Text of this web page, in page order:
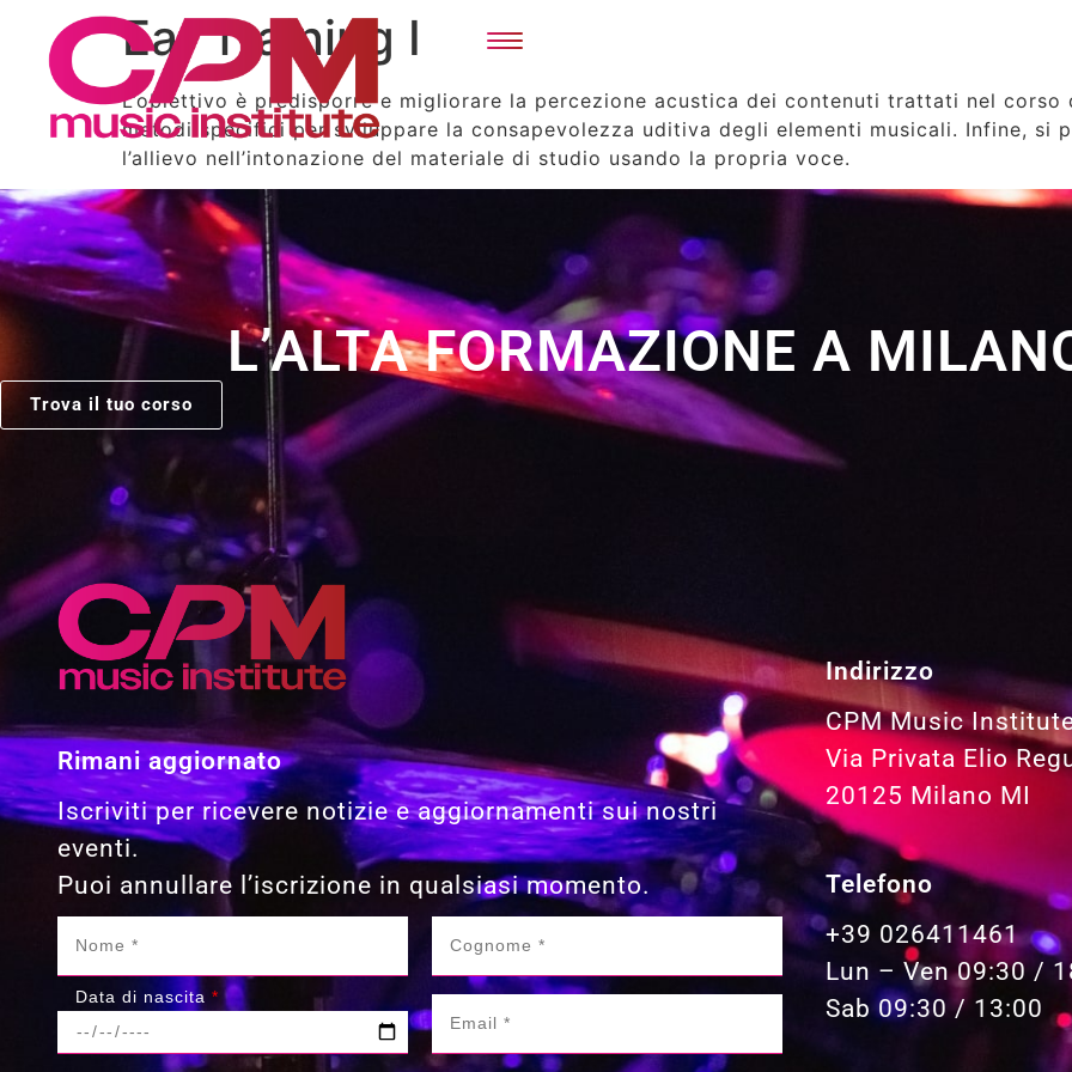
Ear Training I
L’obiettivo è predisporre e migliorare la percezione acustica dei contenuti trattati nel
metodi specifici per sviluppare la consapevolezza uditiva degli elementi musicali. Infine, si
l’allievo nell’intonazione del materiale di studio usando la propria voce.
L’ALTA FORMAZIONE A
Trova il tuo corso
Rimani aggiornato
Iscriviti per ricevere notizie e aggiornamenti sui nostri
eventi.
Puoi annullare l’iscrizione in qualsiasi momento.
Data di nascita*
Indirizzo
CPM Music
Via Privata Elio
20125 Milano MI
Telefono
+39 026411461
Lun – Ven 09:30 /
Sab 09:30 / 13:00